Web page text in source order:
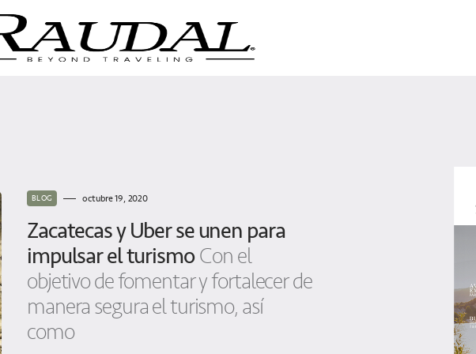
BLOG octubre 19, 2020
Zacatecas y Uber se unen para
impulsar el turismo Con el
objetivo de fomentar y fortalecer de
manera segura el turismo, así
como